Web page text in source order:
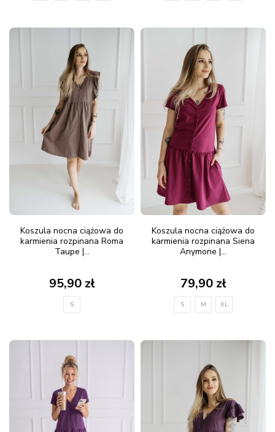
Koszula nocna ciążowa do
karmienia rozpinana Roma
Taupe |...
95,90 zł
S
Koszula nocna ciążowa do
karmienia rozpinana Siena
Anymone |...
79,90 zł
S M XL